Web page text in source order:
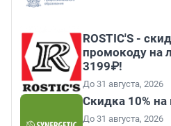
ROSTIC'S -
промокоду на
3199₽!
До 31 августа, 2026
Скидка 10% на
До 31 августа, 2026